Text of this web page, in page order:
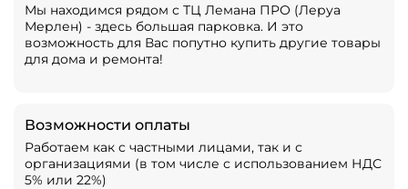
Мы находимся рядом с ТЦ Лемана ПРО (Леруа
Мерлен) - здесь большая парковка. И это
возможность для Вас попутно купить другие товары
для дома и ремонта!
Возможности оплаты
Работаем как с частными лицами, так и с
организациями (в том числе с использованием НДС
5% или 22%)